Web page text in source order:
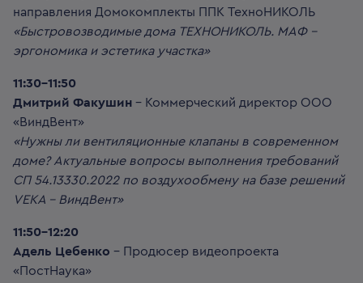
направления Домокомплекты ППК ТехноНИКОЛЬ
«Быстровозводимые дома ТЕХНОНИКОЛЬ. МАФ –
эргономика и эстетика участка»
11:30-11:50
Дмитрий Факушин – Коммерческий директор ООО
«ВиндВент»
«Нужны ли вентиляционные клапаны в современном
доме? Актуальные вопросы выполнения требований
СП 54.13330.2022 по воздухообмену на базе решений
VEKA – ВиндВент»
11:50-12:20
Адель Цебенко – Продюсер видеопроекта
«ПостНаука»